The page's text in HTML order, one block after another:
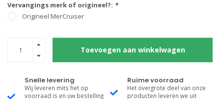
Vervangings merk of origineel?: *
Origineel MerCruiser
Toevoegen aan winkelwagen
Snelle levering
Wij leveren mits het op
voorraad is en uw bestelling
Ruime voorraad
Het overgrote deel van onze
producten leveren we uit